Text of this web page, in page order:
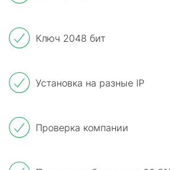
Ключ 2048 бит
Установка на разные IP
Проверка компании